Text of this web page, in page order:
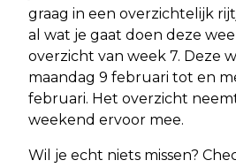
graag in een overzichtelijk
al wat je gaat doen deze
overzicht van week 7. Deze
maandag 9 februari tot en
februari. Het overzicht
weekend ervoor mee.
Wil je echt niets missen?